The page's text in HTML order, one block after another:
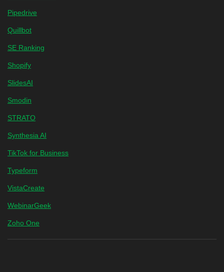
Pipedrive
Quillbot
SE Ranking
Shopify
SlidesAI
Smodin
STRATO
Synthesia AI
TikTok for Business
Typeform
VistaCreate
WebinarGeek
Zoho One